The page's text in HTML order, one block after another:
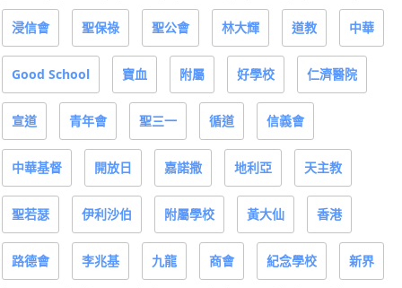
浸信會 聖保祿 聖公會 林大輝 道教 中華
Good School 寶血 附屬 好學校 仁濟醫院
宣道 青年會 聖三一 循道 信義會
中華基督 開放日 嘉諾撒 地利亞 天主教
聖若瑟 伊利沙伯 附屬學校 黃大仙 香港
路德會 李兆基 九龍 商會 紀念學校 新界